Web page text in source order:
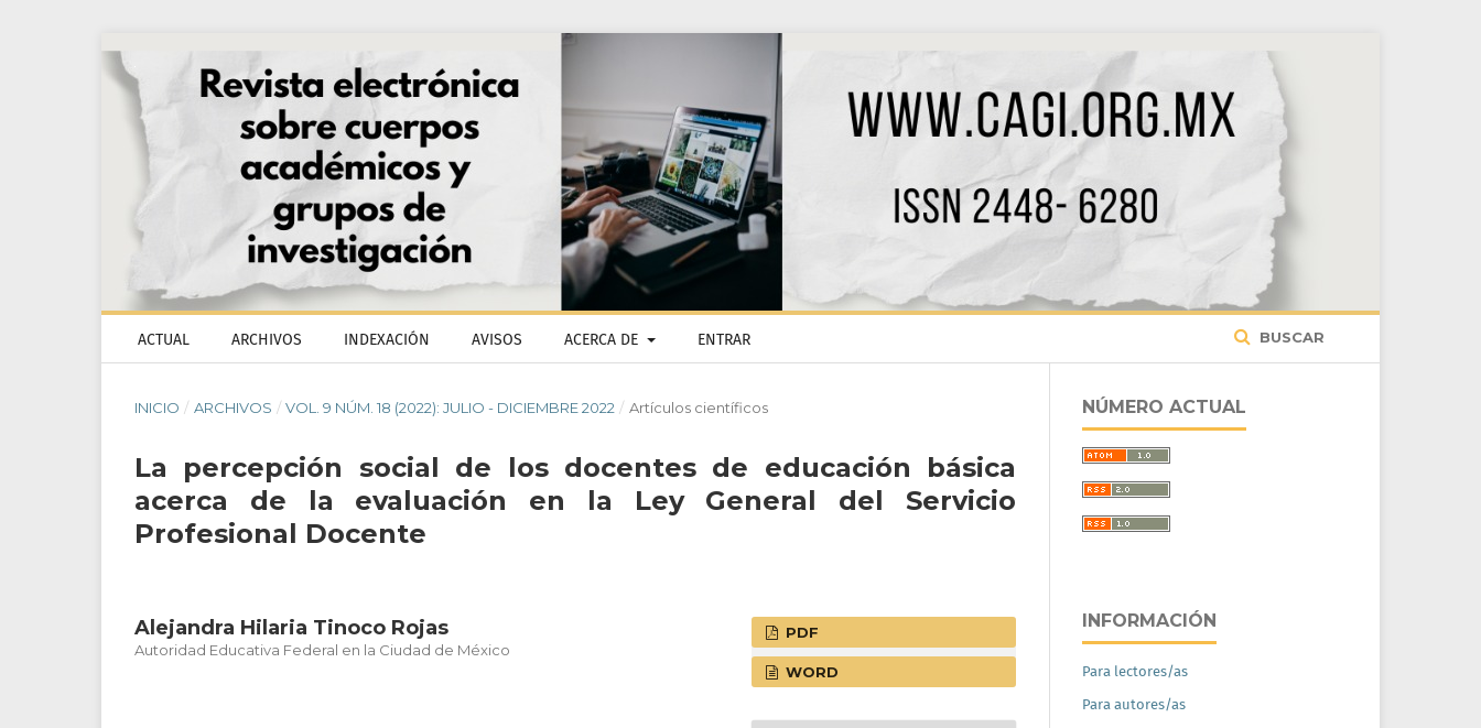
ACTUAL ARCHIVOS INDEXACIÓN AVISOS ACERCA DE ENTRAR BUSCAR
INICIO / ARCHIVOS / VOL. 9 NÚM. 18 (2022): JULIO - DICIEMBRE 2022 / Artículos científicos
La percepción social de los docentes de educación básica
acerca de la evaluación en la Ley General del Servicio
Profesional Docente
Alejandra Hilaria Tinoco Rojas
Autoridad Educativa Federal en la Ciudad de México
PDF
WORD
NÚMERO ACTUAL
INFORMACIÓN
Para lectores/as
Para autores/as